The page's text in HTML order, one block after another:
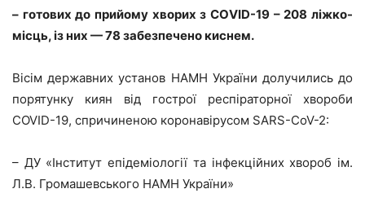
– готових до прийому хворих з CОVID-19 – 208 ліжко-
місць, із них — 78 забезпечено киснем.
Вісім державних установ НАМН України долучились до
порятунку киян від гострої респіраторної хвороби
COVID-19, спричиненою коронавірусом SARS-CoV-2:
– ДУ «Інститут епідеміології та інфекційних хвороб ім.
Л.В. Громашевського НАМН України»